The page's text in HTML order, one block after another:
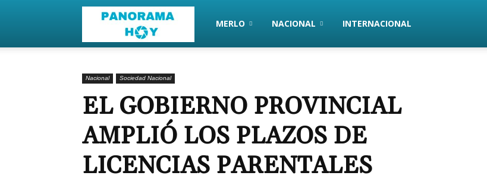
PanoramaHoy
MERLO NACIONAL INTERNACIONAL
Nacional Sociedad Nacional
EL GOBIERNO PROVINCIAL
AMPLIÓ LOS PLAZOS DE
LICENCIAS PARENTALES